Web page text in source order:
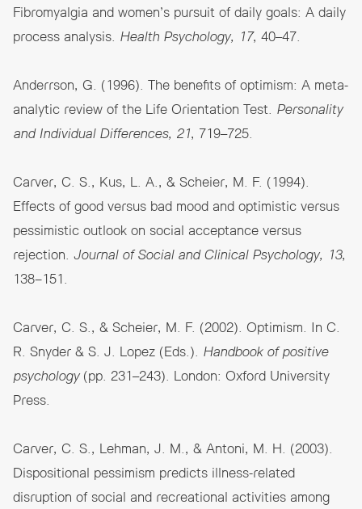
Fibromyalgia and women’s pursuit of daily goals: A daily
process analysis. Health Psychology, 17, 40–47.
Anderrson, G. (1996). The benefits of optimism: A meta-
analytic review of the Life Orientation Test. Personality
and Individual Differences, 21, 719–725.
Carver, C. S., Kus, L. A., & Scheier, M. F. (1994).
Effects of good versus bad mood and optimistic versus
pessimistic outlook on social acceptance versus
rejection. Journal of Social and Clinical Psychology, 13,
138−151.
Carver, C. S., & Scheier, M. F. (2002). Optimism. In C.
R. Snyder & S. J. Lopez (Eds.). Handbook of positive
psychology(pp. 231–243). London: Oxford University
Press.
Carver, C. S., Lehman, J. M., & Antoni, M. H. (2003).
Dispositional pessimism predicts illness-related
disruption of social and recreational activities among